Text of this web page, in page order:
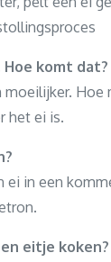
komt dat?
moeilijker. Hoe
het ei is.
ei in een
eitje koken?